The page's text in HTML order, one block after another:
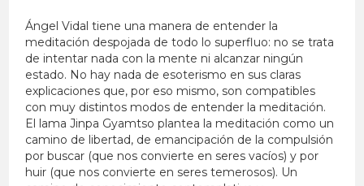
Ángel Vidal tiene una manera de entender la
meditación despojada de todo lo superfluo: no se trata
de intentar nada con la mente ni alcanzar ningún
estado. No hay nada de esoterismo en sus claras
explicaciones que, por eso mismo, son compatibles
con muy distintos modos de entender la meditación.
El lama Jinpa Gyamtso plantea la meditación como un
camino de libertad, de emancipación de la compulsión
por buscar (que nos convierte en seres vacíos) y por
huir (que nos convierte en seres temerosos). Un